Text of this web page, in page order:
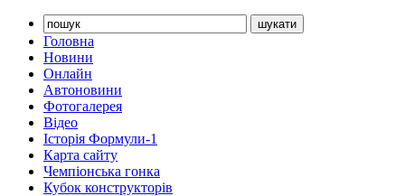
Головна
Новини
Онлайн
Автоновини
Фотогалерея
Відео
Історія Формули-1
Карта сайту
Чемпіонська гонка
Кубок конструкторів